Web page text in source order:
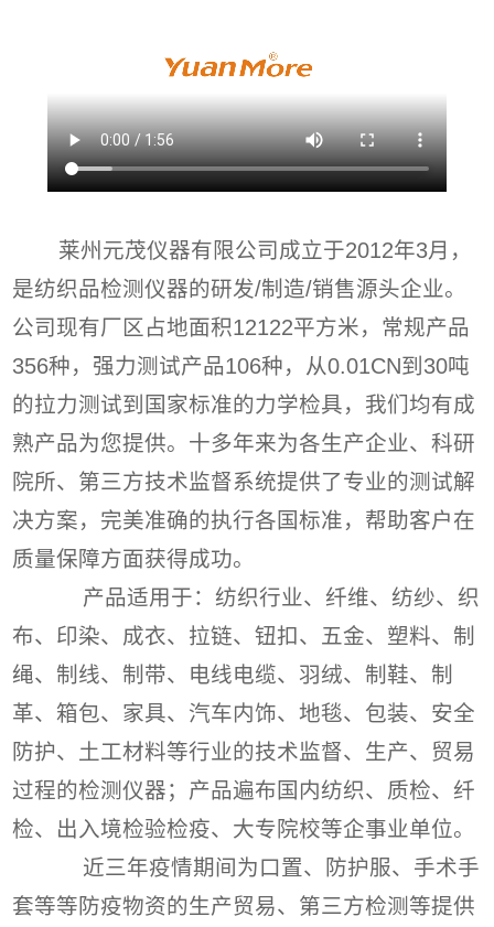
莱州元茂仪器有限公司成立于2012年3月，
是纺织品检测仪器的研发/制造/销售源头企业。
公司现有厂区占地面积12122平方米，常规产品
356种，强力测试产品106种，从0.01CN到30吨
的拉力测试到国家标准的力学检具，我们均有成
熟产品为您提供。十多年来为各生产企业、科研
院所、第三方技术监督系统提供了专业的测试解
决方案，完美准确的执行各国标准，帮助客户在
质量保障方面获得成功。
产品适用于：纺织行业、纤维、纺纱、织
布、印染、成衣、拉链、钮扣、五金、塑料、制
绳、制线、制带、电线电缆、羽绒、制鞋、制
革、箱包、家具、汽车内饰、地毯、包装、安全
防护、土工材料等行业的技术监督、生产、贸易
过程的检测仪器；产品遍布国内纺织、质检、纤
检、出入境检验检疫、大专院校等企事业单位。
近三年疫情期间为口置、防护服、手术手
套等等防疫物资的生产贸易、第三方检测等提供